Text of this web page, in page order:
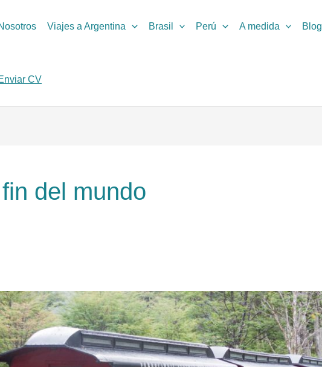
Viajes a Argentina Brasil Perú A medida Blog
CV
del mundo